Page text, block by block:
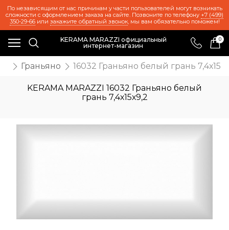
По независящим от нас причинам у части пользователей могут возникать
сложности с оформлением заказа на сайте. Позвоните по телефону +7 (499)
350-29-66или закажите обратный звонок, мы вам обязательно поможем!
KERAMA MARAZZI официальный
интернет-магазин
0
Граньяно 16032 Граньяно белый грань
KERAMA MARAZZI 16032 Граньяно белый
грань 7,4х15х9,2